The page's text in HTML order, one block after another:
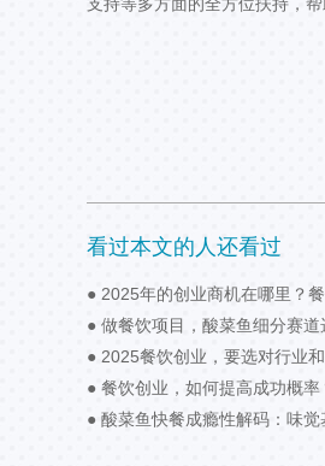
看过本文的人还看过
● 2025年的创业商机在哪里？
要抓住...
● 做餐饮项目，酸菜鱼细分赛道
好？...
● 2025餐饮创业，要选对行业和
● 餐饮创业，如何提高成功概率
● 酸菜鱼快餐成瘾性解码：味